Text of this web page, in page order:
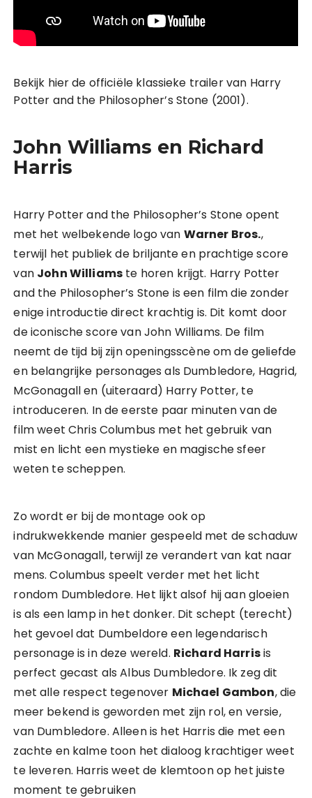
Bekijk hier de officiële klassieke trailer van Harry
Potter and the Philosopher’s Stone (2001).
John Williams en Richard
Harris
Harry Potter and the Philosopher’s Stone opent
met het welbekende logo van Warner Bros.,
terwijl het publiek de briljante en prachtige score
van John Williams te horen krijgt. Harry Potter
and the Philosopher’s Stone is een film die zonder
enige introductie direct krachtig is. Dit komt door
de iconische score van John Williams. De film
neemt de tijd bij zijn openingsscène om de geliefde
en belangrijke personages als Dumbledore, Hagrid,
McGonagall en (uiteraard) Harry Potter, te
introduceren. In de eerste paar minuten van de
film weet Chris Columbus met het gebruik van
mist en licht een mystieke en magische sfeer
weten te scheppen.
Zo wordt er bij de montage ook op
indrukwekkende manier gespeeld met de schaduw
van McGonagall, terwijl ze verandert van kat naar
mens. Columbus speelt verder met het licht
rondom Dumbledore. Het lijkt alsof hij aan gloeien
is als een lamp in het donker. Dit schept (terecht)
het gevoel dat Dumbeldore een legendarisch
personage is in deze wereld. Richard Harrisis
perfect gecast als Albus Dumbledore. Ik zeg dit
met alle respect tegenover Michael Gambon, die
meer bekend is geworden met zijn rol, en versie,
van Dumbledore. Alleen is het Harris die met een
zachte en kalme toon het dialoog krachtiger weet
te leveren. Harris weet de klemtoon op het juiste
moment te gebruiken